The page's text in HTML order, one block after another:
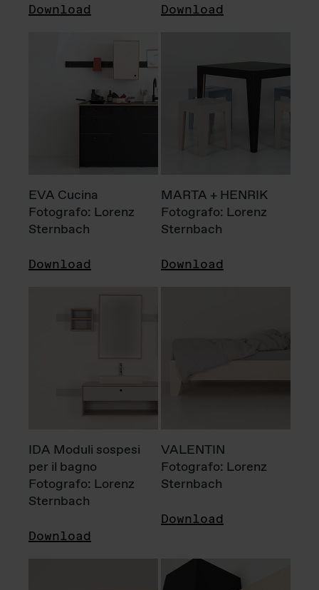
Download Download
EVA Cucina
Fotografo: Lorenz
Sternbach
Download
MARTA + HENRIK
Fotografo: Lorenz
Sternbach
Download
IDA Moduli sospesi
per il bagno
Fotografo: Lorenz
Sternbach
Download
VALENTIN
Fotografo: Lorenz
Sternbach
Download